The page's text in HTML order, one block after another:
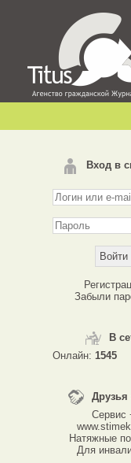
Вход в
Забыли
В
Онлайн: 1545
Друзья
Сервис
Натяжные
Для